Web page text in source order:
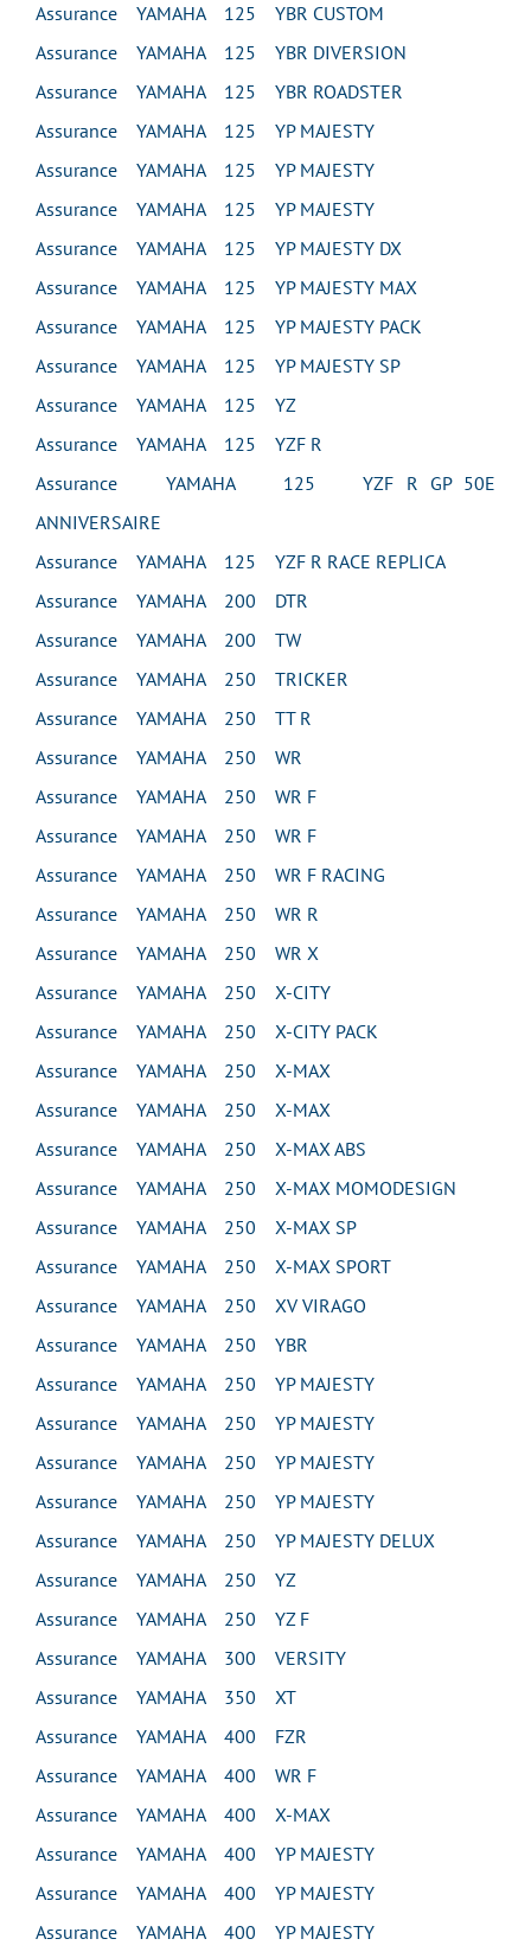
Assurance YAMAHA 125 YBR CUSTOM
Assurance YAMAHA 125 YBR DIVERSION
Assurance YAMAHA 125 YBR ROADSTER
Assurance YAMAHA 125 YP MAJESTY
Assurance YAMAHA 125 YP MAJESTY
Assurance YAMAHA 125 YP MAJESTY
Assurance YAMAHA 125 YP MAJESTY DX
Assurance YAMAHA 125 YP MAJESTY MAX
Assurance YAMAHA 125 YP MAJESTY PACK
Assurance YAMAHA 125 YP MAJESTY SP
Assurance YAMAHA 125 YZ
Assurance YAMAHA 125 YZF R
Assurance YAMAHA 125 YZF R GP 50E
ANNIVERSAIRE
Assurance YAMAHA 125 YZF R RACE REPLICA
Assurance YAMAHA 200 DTR
Assurance YAMAHA 200 TW
Assurance YAMAHA 250 TRICKER
Assurance YAMAHA 250 TT R
Assurance YAMAHA 250 WR
Assurance YAMAHA 250 WR F
Assurance YAMAHA 250 WR F
Assurance YAMAHA 250 WR F RACING
Assurance YAMAHA 250 WR R
Assurance YAMAHA 250 WR X
Assurance YAMAHA 250 X-CITY
Assurance YAMAHA 250 X-CITY PACK
Assurance YAMAHA 250 X-MAX
Assurance YAMAHA 250 X-MAX
Assurance YAMAHA 250 X-MAX ABS
Assurance YAMAHA 250 X-MAX MOMODESIGN
Assurance YAMAHA 250 X-MAX SP
Assurance YAMAHA 250 X-MAX SPORT
Assurance YAMAHA 250 XV VIRAGO
Assurance YAMAHA 250 YBR
Assurance YAMAHA 250 YP MAJESTY
Assurance YAMAHA 250 YP MAJESTY
Assurance YAMAHA 250 YP MAJESTY
Assurance YAMAHA 250 YP MAJESTY
Assurance YAMAHA 250 YP MAJESTY DELUX
Assurance YAMAHA 250 YZ
Assurance YAMAHA 250 YZ F
Assurance YAMAHA 300 VERSITY
Assurance YAMAHA 350 XT
Assurance YAMAHA 400 FZR
Assurance YAMAHA 400 WR F
Assurance YAMAHA 400 X-MAX
Assurance YAMAHA 400 YP MAJESTY
Assurance YAMAHA 400 YP MAJESTY
Assurance YAMAHA 400 YP MAJESTY